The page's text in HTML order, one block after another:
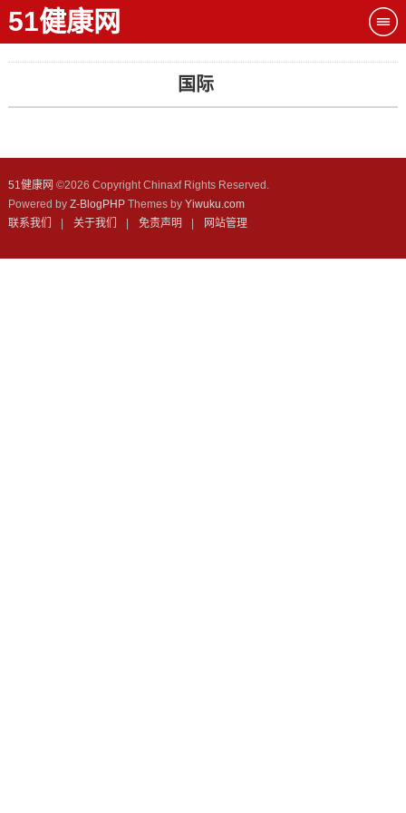
51健康网
国际
51健康网 ©2026 Copyright Chinaxf Rights Reserved.
Powered by Z-BlogPHPThemes by Yiwuku.com
联系我们
关于我们 免责声明 网站管理